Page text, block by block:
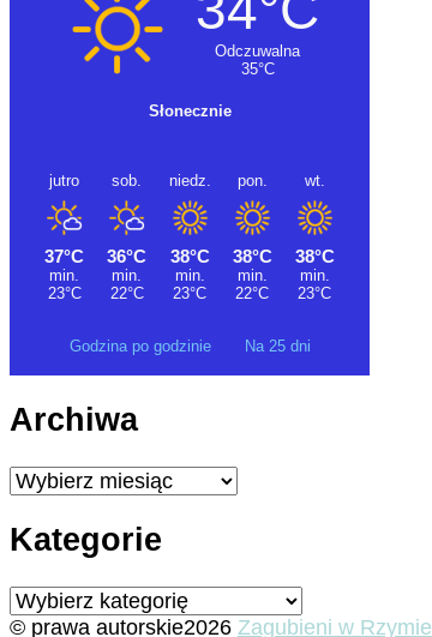
Godzina po godzinie Na 25 dni
Archiwa
Archiwa
Kategorie
Kategorie
© prawa autorskie2026 Zagubieni w Rzymie